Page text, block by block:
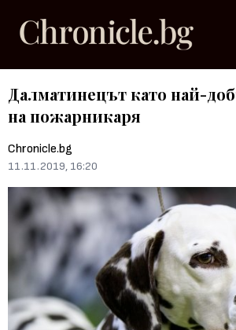
Далматинецът като най-
на пожарникаря
Chronicle.bg
11.11.2019, 16:20